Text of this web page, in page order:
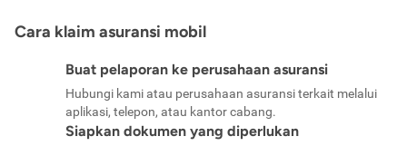
Cara klaim asuransi mobil
Buat pelaporan ke perusahaan asuransi
Hubungi kami atau perusahaan asuransi terkait melalui
aplikasi, telepon, atau kantor cabang.
Siapkan dokumen yang diperlukan